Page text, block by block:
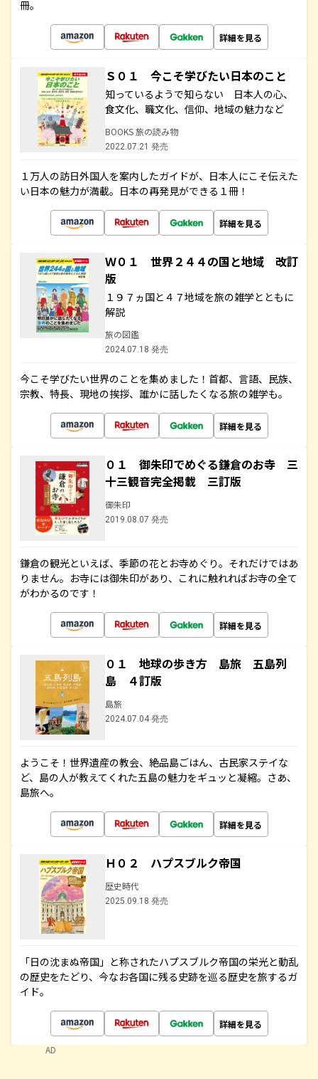
冊。
詳細を見る
Ｓ０１ 今こそ学びたい日本のこと
知っているようで知らない 日本人の心、
食文化、職文化、信仰、地域の魅力など
BOOKS 旅の読み物
2022.07.21 発売
１万人の訪日外国人を案内したガイドが、日本人にこそ伝えた
い日本の魅力が満載。日本の再発見ができる１冊！
詳細を見る
Ｗ０１ 世界２４４の国と地域 改訂
版
１９７ヵ国と４７地域を旅の雑学とともに
解説
旅の図鑑
2024.07.18 発売
今こそ学びたい世界のことを集めました！首都、言語、民族、
宗教、特長、現地の挨拶、誰かに話したくなる旅の雑学も。
詳細を見る
０１ 御朱印でめぐる鎌倉のお寺 三
十三観音完全掲載 三訂版
御朱印
2019.08.07 発売
鎌倉の観光といえば、季節の花とお寺めぐり。それだけではあ
りません。お寺には御朱印があり、これに触れればお寺の全て
がわかるのです！
詳細を見る
０１ 地球の歩き方 島旅 五島列
島 ４訂版
島旅
2024.07.04 発売
ようこそ！世界遺産の教会、絶品島ごはん、古民家ステイな
ど、島の人が教えてくれた五島の魅力をギュッと凝縮。さあ、
島旅へ。
詳細を見る
Ｈ０２ ハプスブルク帝国
歴史時代
2025.09.18 発売
「日の沈まぬ帝国」と称されたハプスブルク帝国の栄光と動乱
の歴史をたどり、今なお各国に残る史跡を巡る歴史を旅するガ
イド。
詳細を見る
AD